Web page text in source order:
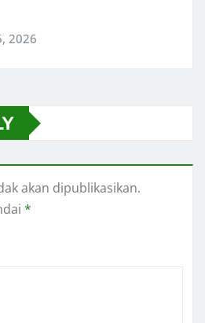
2026
akan dipublikasikan.
*